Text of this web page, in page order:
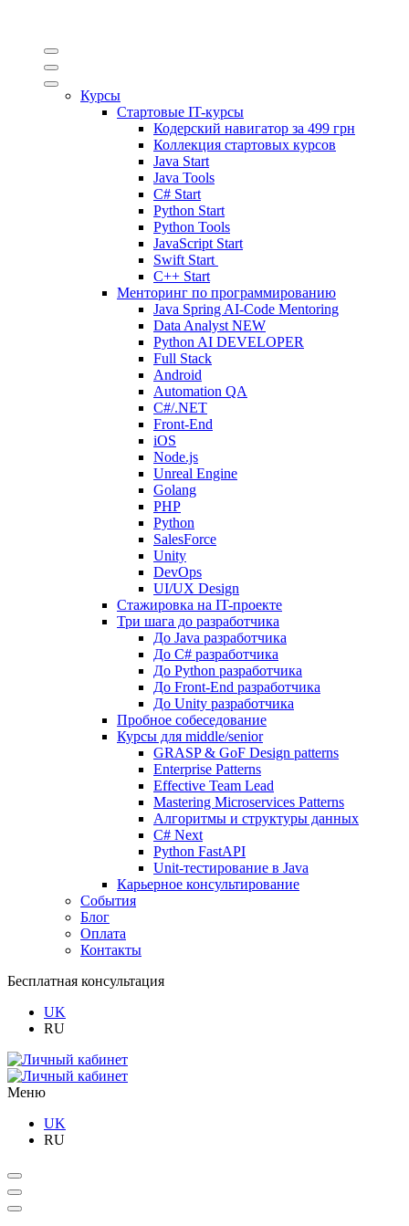
Курсы
Стартовые IT-курсы
Кодерский навигатор за 499 грн
Коллекция стартовых курсов
Java Start
Java Tools
C# Start
Python Start
Python Tools
JavaScript Start
Swift Start
C++ Start
Менторинг по программированию
Java Spring AI-Code Mentoring
Data Analyst NEW
Python AI DEVELOPER
Full Stack
Android
Automation QA
C#/.NET
Front-End
iOS
Node.js
Unreal Engine
Golang
PHP
Python
SalesForce
Unity
DevOps
UI/UX Design
Стажировка на IT-проекте
Три шага до разработчика
До Java разработчика
До C# разработчика
До Python разработчика
До Front-End разработчика
До Unity разработчика
Пробное собеседование
Курсы для middle/senior
GRASP & GoF Design patterns
Enterprise Patterns
Effective Team Lead
Mastering Microservices Patterns
Алгоритмы и структуры данных
C# Next
Python FastAPI
Unit-тестирование в Java
Карьерное консультирование
События
Блог
Оплата
Контакты
Бесплатная консультация
UK
RU
Меню
UK
RU